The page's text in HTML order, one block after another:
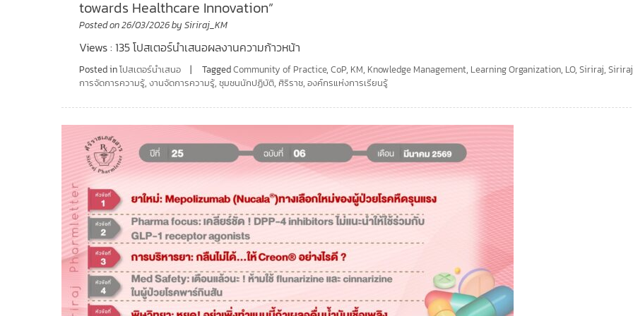
towards Healthcare Innovation”
Posted on26/03/2026bySiriraj_KM
Views : 135 โปสเตอร์นำเสนอผลงานความก้าวหน้า
Posted inโปสเตอร์นำเสนอ TaggedCommunity of Practice,CoP, KM, Knowledge Management, Learning Organization, LO,Siriraj,
การจัดการความรู้,งานจัดการความรู้,ชุมชนนักปฏิบัติ, ศิริราช,องค์กรแห่งการเรียนรู้